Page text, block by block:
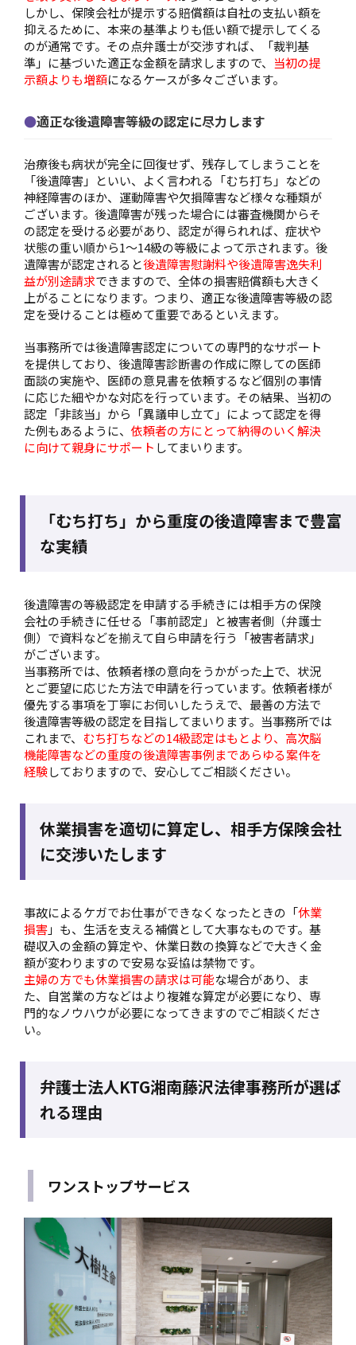
しかし、保険会社が提示する賠償額は自社の支払い額を
抑えるために、本来の基準よりも低い額で提示してくる
のが通常です。その点弁護士が交渉すれば、「裁判基
準」に基づいた適正な金額を請求しますので、 当初の提
示額よりも増額になるケースが多々ございます。
適正な後遺障害等級の認定に尽力します
治療後も病状が完全に回復せず、残存してしまうことを
「後遺障害」といい、よく言われる「むち打ち」などの
神経障害のほか、運動障害や欠損障害など様々な種類が
ございます。後遺障害が残った場合には審査機関からそ
の認定を受ける必要があり、認定が得られれば、症状や
状態の重い順から1～14級の等級によって示されます。後
遺障害が認定されると後遺障害慰謝料や後遺障害逸失利
益が別途請求できますので、全体の損害賠償額も大きく
上がることになります。つまり、適正な後遺障害等級の認
定を受けることは極めて重要であるといえます。
当事務所では後遺障害認定についての専門的なサポート
を提供しており、後遺障害診断書の作成に際しての医師
面談の実施や、医師の意見書を依頼するなど個別の事情
に応じた細やかな対応を行っています。その結果、当初の
認定「非該当」から「異議申し立て」によって認定を得
た例もあるように、 依頼者の方にとって納得のいく解決
に向けて親身にサポート してまいります。
「むち打ち」から重度の後遺障害まで豊富
な実績
後遺障害の等級認定を申請する手続きには相手方の保険
会社の手続きに任せる「事前認定」と被害者側（弁護士
側）で資料などを揃えて自ら申請を行う「被害者請求」
がございます。
当事務所では、依頼者様の意向をうかがった上で、状況
とご要望に応じた方法で申請を行っています。依頼者様が
優先する事項を丁寧にお伺いしたうえで、最善の方法で
後遺障害等級の認定を目指してまいります。当事務所では
これまで、 むち打ちなどの14級認定はもとより、高次脳
機能障害などの重度の後遺障害事例まであらゆる案件を
経験しておりますので、安心してご相談ください。
休業損害を適切に算定し、相手方保険会社
に交渉いたします
事故によるケガでお仕事ができなくなったときの「休業
損害」も、生活を支える補償として大事なものです。基
礎収入の金額の算定や、休業日数の換算などで大きく金
額が変わりますので安易な妥協は禁物です。
主婦の方でも休業損害の請求は可能な場合があり、ま
た、自営業の方などはより複雑な算定が必要になり、専
門的なノウハウが必要になってきますのでご相談くださ
い。
弁護士法人KTG湘南藤沢法律事務所が選ば
れる理由
ワンストップサービス